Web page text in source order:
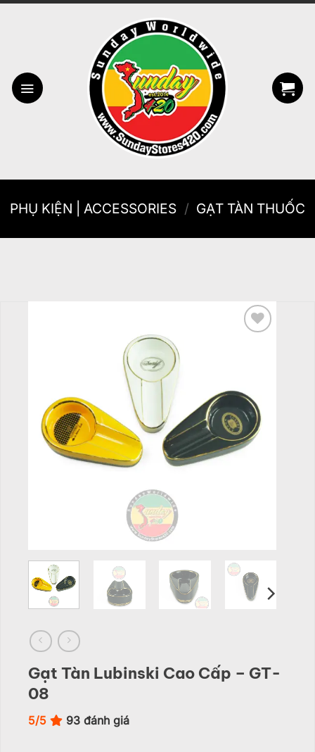
Bỏ
PHỤ KIỆN | ACCESSORIES / GẠT TÀN THUỐC
Gạt Tàn Lubinski Cao Cấp – GT-
08
5/5 93 đánh giá